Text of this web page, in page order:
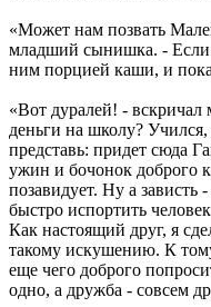
«Может нам позвать
младший сынишка. - Если
ним порцией каши, и
«Вот дуралей! - вскричал
деньги на школу? Учился,
представь: придет сюда
ужин и бочонок доброго
позавидует. Ну а зависть
быстро испортить
Как настоящий друг, я
такому искушению. К
еще чего доброго
одно, а дружба - совсем